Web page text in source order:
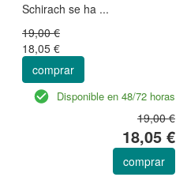
Schirach se ha ...
19,00 €
18,05 €
comprar
Disponible en 48/72 horas
19,00 €
18,05 €
comprar